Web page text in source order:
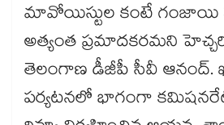
మావోయిస్టుల కంటే గంజాయి
అత్యంత ప్రమాదకరమని
తెలంగాణ డీజీపీ సీవీ ఆనంద్.
పర్యటనలో భాగంగా